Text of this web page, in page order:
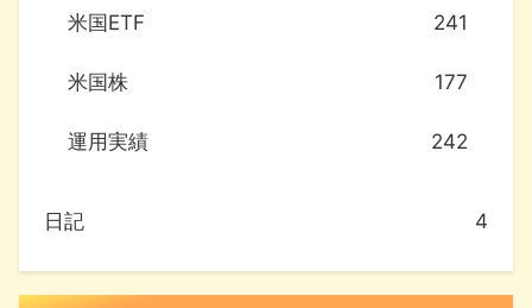
米国ETF 241
米国株 177
運用実績 242
日記 4